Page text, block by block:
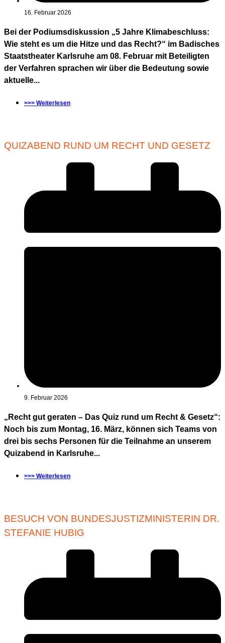
16. Februar 2026
Bei der Podiumsdiskussion „5 Jahre Klimabeschluss:
Wie steht es um die Hitze und das Recht?“ im Badisches
Staatstheater Karlsruhe am 08. Februar mit Beteiligten
der Verfahren sprachen wir über die Bedeutung sowie
aktuelle...
>>> Weiterlesen
QUIZABEND RUND UM RECHT UND GESETZ
9. Februar 2026
„Recht gut geraten – Das Quiz rund um Recht & Gesetz“:
Noch bis zum Montag, 16. März, können sich Teams von
drei bis sechs Personen für die Teilnahme an unserem
Quizabend in Karlsruhe...
>>> Weiterlesen
BESUCH VON BUNDESJUSTIZMINISTERIN DR.
STEFANIE HUBIG